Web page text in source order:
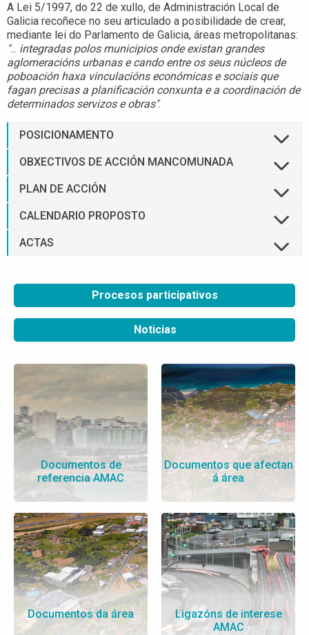
A Lei 5/1997, do 22 de xullo, de Administración Local de
Galicia recoñece no seu articulado a posibilidade de crear,
mediante lei do Parlamento de Galicia, áreas metropolitanas:
"... integradas polos municipios onde existan grandes
aglomeracións urbanas e cando entre os seus núcleos de
poboación haxa vinculacións económicas e sociais que
fagan precisas a planificación conxunta e a coordinación de
determinados servizos e obras".
POSICIONAMENTO
OBXECTIVOS DE ACCIÓN MANCOMUNADA
PLAN DE ACCIÓN
CALENDARIO PROPOSTO
ACTAS
Procesos participativos
Noticias
Documentos de
referencia AMAC
Documentos que afectan
á área
Documentos da área
Ligazóns de interese
AMAC